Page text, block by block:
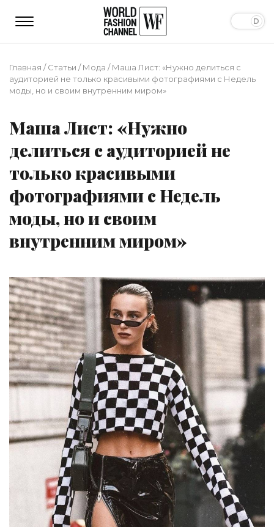
Главная /Статьи /Мода /Маша Лист: «Нужно делиться с
аудиторией не только красивыми фотографиями с Недель
моды, но и своим внутренним миром»
Маша Лист: «Нужно
делиться с аудиторией не
только красивыми
фотографиями с Недель
моды, но и своим
внутренним миром»